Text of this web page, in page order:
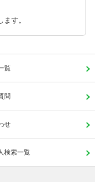
す。
覧
問
せ
検索一覧